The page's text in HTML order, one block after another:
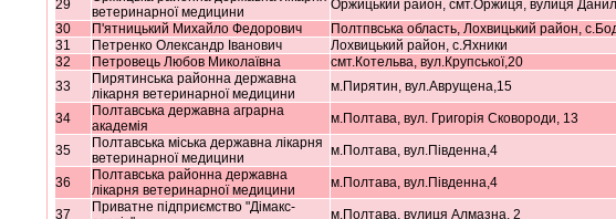
29
ветеринарної медицини
Оржицький район, смт.Оржиця, вулиця
30
П'ятницький Михайло Федорович
Полтпвська область, Лохвицький район,
31
Петренко Олександр Іванович
Лохвицький район, с.Яхники
32
Петровець Любов Миколаївна
смт.Котельва, вул.Крупської,20
33
Пирятинська районна державна
лікарня ветеринарної медицини
м.Пирятин, вул.Аврущена,15
34
Полтавська державна аграрна
академія
м.Полтава, вул. Григорія Сковороди, 13
35
Полтавська міська державна лікарня
ветеринарної медицини
м.Полтава, вул.Південна,4
36
Полтавська районна державна
лікарня ветеринарної медицини
м.Полтава, вул.Південна,4
37
Приватне підприємство "Дімакс-
м.Полтава, вулиця Алмазна, 2